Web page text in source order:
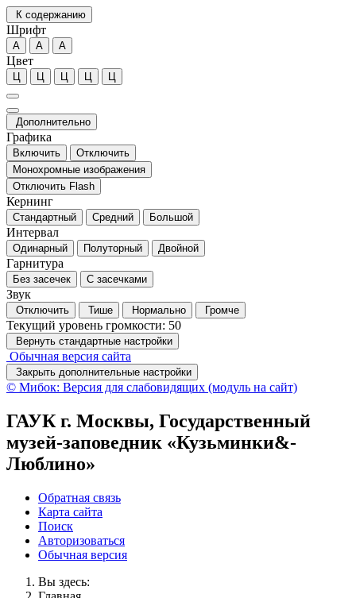
К содержанию
Шрифт
А А А
Цвет
Ц Ц Ц Ц Ц
Дополнительно
Графика
Включить
Отключить
Монохромные изображения
Отключить Flash
Кернинг
Стандартный Средний Большой
Интервал
Одинарный Полуторный Двойной
Гарнитура
Без засечек С засечками
Звук
Отключить Тише Нормально Громче
Текущий уровень громкости: 50
Вернуть стандартные настройки
Обычная версия сайта
Закрыть дополнительные настройки
© Мибок: Версия для слабовидящих (модуль на сайт)
ГАУК г. Москвы, Государственный
музей-заповедник «Кузьминки&-
Люблино»
Обратная связь
Карта сайта
Поиск
Авторизоваться
Обычная версия
Вы здесь: